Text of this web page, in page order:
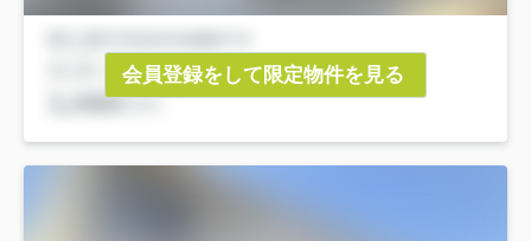
会員登録をして限定物件を見る